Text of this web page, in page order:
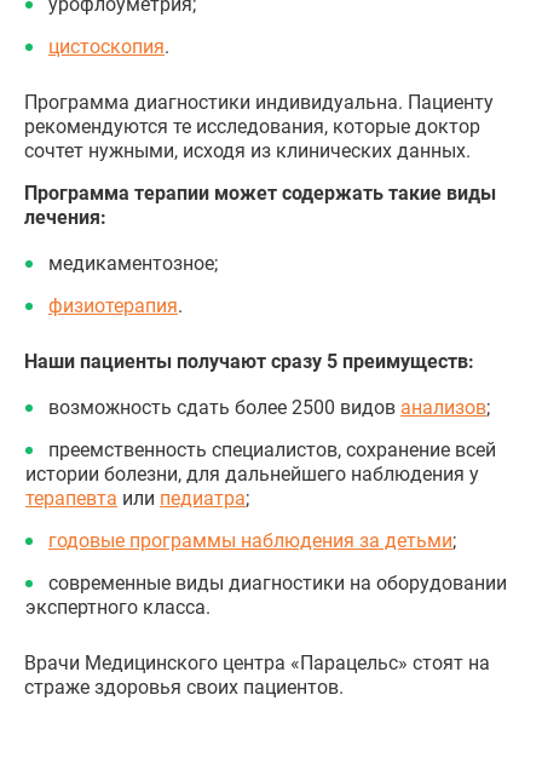
цистоскопия.
Программа диагностики индивидуальна. Пациенту
рекомендуются те исследования, которые доктор
сочтет нужными, исходя из клинических данных.
Программа терапии может содержать такие виды
лечения:
медикаментозное;
физиотерапия.
Наши пациенты получают сразу 5 преимуществ:
возможность сдать более 2500 видов анализов;
преемственность специалистов, сохранение всей
истории болезни, для дальнейшего наблюдения у
терапевта или педиатра;
годовые программы наблюдения за детьми;
современные виды диагностики на оборудовании
экспертного класса.
Врачи Медицинского центра «Парацельс» стоят на
страже здоровья своих пациентов.